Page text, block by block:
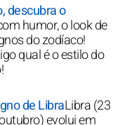
descubra o
humor, o look de
do zodíaco!
qual é o estilo do
de LibraLibra (23
evolui em